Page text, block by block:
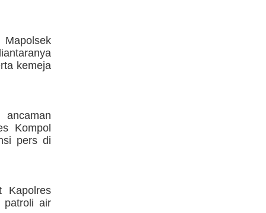
Mapolsek
kemeja
Kompol
pers di
Kapolres
patroli air